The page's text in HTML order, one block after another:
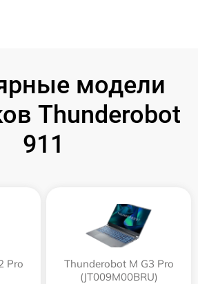
модели
Thunderobot
911
Pro
Thunderobot M G3 Pro
(JT009M00BRU)